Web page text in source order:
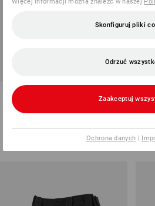
Bluza Troyer funkc. thermo
stretch e.s.motion 2020
(z
Skonfiguruj pliki
Odrzuć
Zaakceptuj
Ochrona danych |